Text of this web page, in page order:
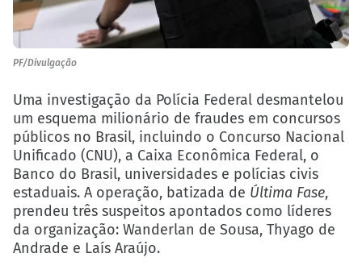
PF/Divulgação
Uma investigação da Polícia Federal desmantelou
um esquema milionário de fraudes em concursos
públicos no Brasil, incluindo o Concurso Nacional
Unificado (CNU), a Caixa Econômica Federal, o
Banco do Brasil, universidades e polícias civis
estaduais. A operação, batizada de Última Fase,
prendeu três suspeitos apontados como líderes
da organização: Wanderlan de Sousa, Thyago de
Andrade e Laís Araújo.